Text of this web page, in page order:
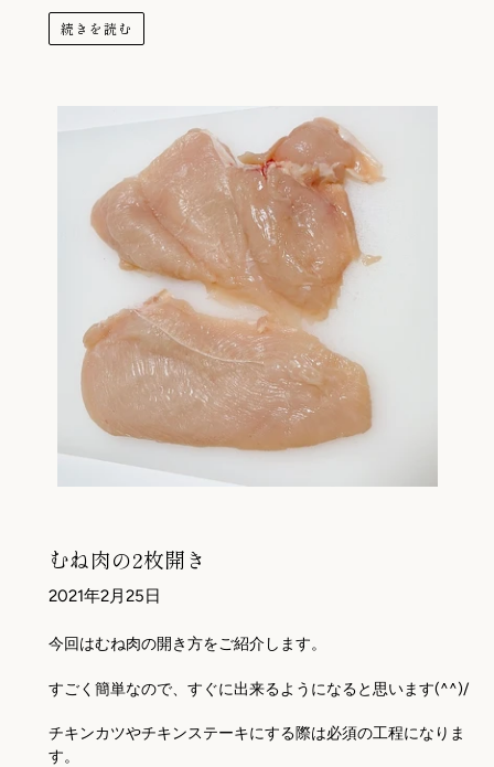
続きを読む
むね肉の2枚開き
2021年2月25日
今回はむね肉の開き方をご紹介します。
すごく簡単なので、すぐに出来るようになると思います(^^)/
チキンカツやチキンステーキにする際は必須の工程になりま
す。